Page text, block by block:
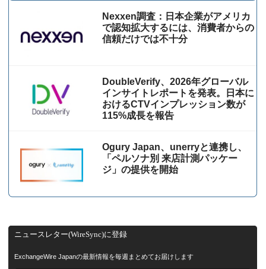
Nexxen調査：日本企業がアメリカ
で認知拡大するには、消費者からの
信頼だけでは不十分
DoubleVerify、2026年グローバル
インサイトレポートを発表。日本に
おけるCTVインプレッション数が
115%成⻑を報告
Ogury Japan、unerryと連携し、
「ペルソナ別 来店計測パッケー
ジ」の提供を開始
ニュースレター(WireSync)に登録
ExchangeWire Japanの最新情報を毎週まとめてお届けします